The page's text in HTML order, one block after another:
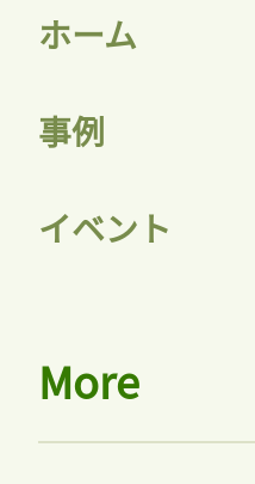
ホーム
事例
イベント
More